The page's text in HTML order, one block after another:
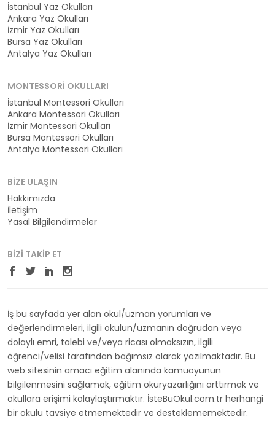
İstanbul Yaz Okulları
Ankara Yaz Okulları
İzmir Yaz Okulları
Bursa Yaz Okulları
Antalya Yaz Okulları
MONTESSORI OKULLARI
İstanbul Montessori Okulları
Ankara Montessori Okulları
İzmir Montessori Okulları
Bursa Montessori Okulları
Antalya Montessori Okulları
BIZE ULAŞIN
Hakkımızda
İletişim
Yasal Bilgilendirmeler
BIZI TAKIP ET
İş bu sayfada yer alan okul/uzman yorumları ve
değerlendirmeleri, ilgili okulun/uzmanın doğrudan veya
dolaylı emri, talebi ve/veya ricası olmaksızın, ilgili
öğrenci/velisi tarafından bağımsız olarak yazılmaktadır. Bu
web sitesinin amacı eğitim alanında kamuoyunun
bilgilenmesini sağlamak, eğitim okuryazarlığını arttırmak ve
okullara erişimi kolaylaştırmaktır. İsteBuOkul.com.tr herhangi
bir okulu tavsiye etmemektedir ve desteklememektedir.